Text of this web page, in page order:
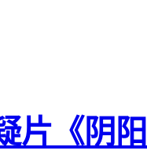
片《阴